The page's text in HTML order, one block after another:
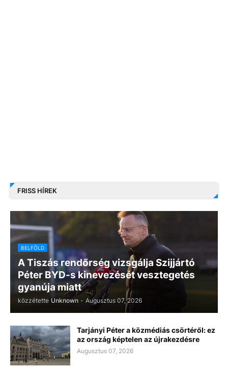
FRISS HÍREK
BELFÖLD
A Tiszás rendőrség vizsgálja Szijjártó
Péter BYD-s kinevezését vesztegetés
gyanúja miatt
közzétette Unknown - Augusztus 07, 2026
Tarjányi Péter a közmédiás csörtéről: ez
az ország képtelen az újrakezdésre
Augusztus 07, 2026